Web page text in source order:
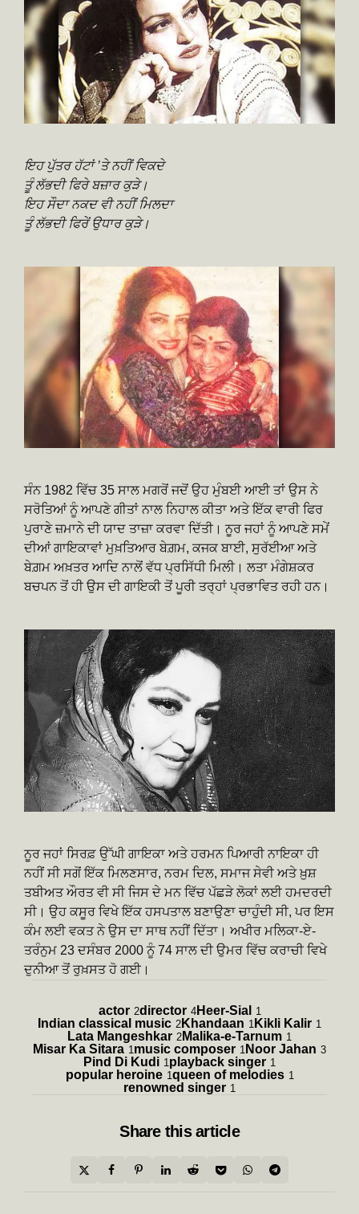
ਇਹ ਪੁੱਤਰ ਹੱਟਾਂ ’ਤੇ ਨਹੀਂ ਵਿਕਦੇ
ਤੂੰ ਲੱਭਦੀ ਫਿਰੇ ਬਜ਼ਾਰ ਕੁੜੇ।
ਇਹ ਸੌਦਾ ਨਕਦ ਵੀ ਨਹੀਂ ਮਿਲਦਾ
ਤੂੰ ਲੱਭਦੀ ਫਿਰੇਂ ਉਧਾਰ ਕੁੜੇ।
ਸੰਨ 1982 ਵਿੱਚ 35 ਸਾਲ ਮਗਰੋਂ ਜਦੋਂ ਉਹ ਮੁੰਬਈ ਆਈ ਤਾਂ ਉਸ ਨੇ
ਸਰੋਤਿਆਂ ਨੂੰ ਆਪਣੇ ਗੀਤਾਂ ਨਾਲ ਨਿਹਾਲ ਕੀਤਾ ਅਤੇ ਇੱਕ ਵਾਰੀ ਫਿਰ
ਪੁਰਾਣੇ ਜ਼ਮਾਨੇ ਦੀ ਯਾਦ ਤਾਜ਼ਾ ਕਰਵਾ ਦਿੱਤੀ। ਨੂਰ ਜਹਾਂ ਨੂੰ ਆਪਣੇ ਸਮੇਂ
ਦੀਆਂ ਗਾਇਕਾਵਾਂ ਮੁਖ਼ਤਿਆਰ ਬੇਗ਼ਮ, ਕਜਕ ਬਾਈ, ਸੁਰੱਈਆ ਅਤੇ
ਬੇਗ਼ਮ ਅਖ਼ਤਰ ਆਦਿ ਨਾਲੋਂ ਵੱਧ ਪ੍ਰਸਿੱਧੀ ਮਿਲੀ। ਲਤਾ ਮੰਗੇਸ਼ਕਰ
ਬਚਪਨ ਤੋਂ ਹੀ ਉਸ ਦੀ ਗਾਇਕੀ ਤੋਂ ਪੂਰੀ ਤਰ੍ਹਾਂ ਪ੍ਰਭਾਵਿਤ ਰਹੀ ਹਨ।
ਨੂਰ ਜਹਾਂ ਸਿਰਫ਼ ਉੱਘੀ ਗਾਇਕਾ ਅਤੇ ਹਰਮਨ ਪਿਆਰੀ ਨਾਇਕਾ ਹੀ
ਨਹੀਂ ਸੀ ਸਗੋਂ ਇੱਕ ਮਿਲਣਸਾਰ, ਨਰਮ ਦਿਲ, ਸਮਾਜ ਸੇਵੀ ਅਤੇ ਖ਼ੁਸ਼
ਤਬੀਅਤ ਔਰਤ ਵੀ ਸੀ ਜਿਸ ਦੇ ਮਨ ਵਿੱਚ ਪੱਛੜੇ ਲੋਕਾਂ ਲਈ ਹਮਦਰਦੀ
ਸੀ। ਉਹ ਕਸੂਰ ਵਿਖੇ ਇੱਕ ਹਸਪਤਾਲ ਬਣਾਉਣਾ ਚਾਹੁੰਦੀ ਸੀ, ਪਰ ਇਸ
ਕੰਮ ਲਈ ਵਕਤ ਨੇ ਉਸ ਦਾ ਸਾਥ ਨਹੀਂ ਦਿੱਤਾ। ਅਖੀਰ ਮਲਿਕਾ-ਏ-
ਤਰੰਨੁਮ 23 ਦਸੰਬਰ 2000 ਨੂੰ 74 ਸਾਲ ਦੀ ਉਮਰ ਵਿੱਚ ਕਰਾਚੀ ਵਿਖੇ
ਦੁਨੀਆ ਤੋਂ ਰੁਖ਼ਸਤ ਹੋ ਗਈ।
actor 2director 4Heer-Sial 1
Indian classical music 2 Khandaan 1 Kikli Kalir 1
Lata Mangeshkar 2 Malika-e-Tarnum 1
Misar Ka Sitara 1 music composer 1 Noor Jahan 3
Pind Di Kudi 1 playback singer 1
popular heroine 1 queen of melodies 1
renowned singer 1
Share this article